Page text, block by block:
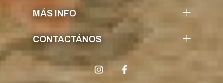
MÁS INFO
CONTACTÁNOS